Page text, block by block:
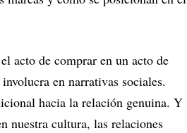
acto de comprar en un acto de
en narrativas sociales.
hacia la relación genuina. Y
nuestra cultura, las relaciones